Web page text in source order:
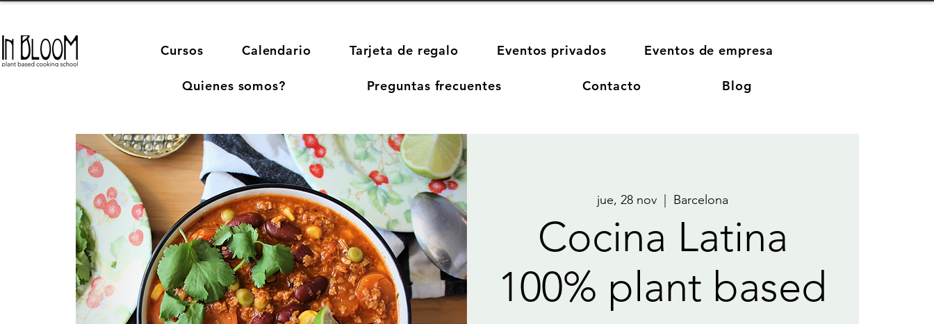
Cursos Calendario Tarjeta de regalo Eventos privados Eventos de empresa
Quienes somos? Preguntas frecuentes Contacto Blog
jue, 28 nov Barcelona
Cocina Latina
100% plant based